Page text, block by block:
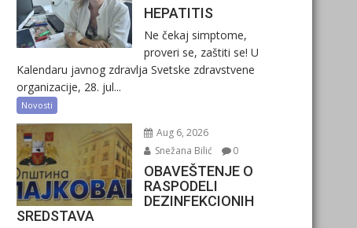
HEPATITIS
Ne čekaj simptome,
proveri se, zaštiti se! U
Kalendaru javnog zdravlja Svetske zdravstvene
organizacije, 28. jul...
Novosti
Aug 6, 2026
Snežana Bilić
0
OBAVEŠTENJE O
RASPODELI
DEZINFEKCIONIH
SREDSTAVA